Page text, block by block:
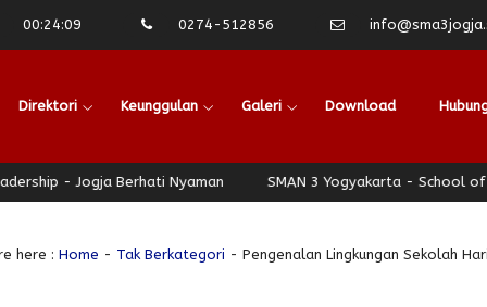
00:24:09 0274-512856
Direktori Keunggulan Galeri Download
- Jogja Berhati Nyaman SMAN 3 Yogyakarta - School of
here : Home - Tak Berkategori - Pengenalan Lingkungan Sekolah